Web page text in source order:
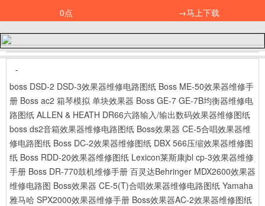
0点 →马上下载
-
boss DSD-2 DSD-3效果器维修电路图纸 Boss ME-50效果器维修手
册 Boss ac2 箱琴模拟 单块效果器 Boss GE-7 GE-7B均衡器维修电
路图纸 ALLEN & HEATH DR66六路输入/输出数码效果器维修图纸
boss ds2音箱效果器维修电路图纸 Boss效果器 CE-5合唱效果器维
修电路图纸 Boss DC-2效果器维修图纸 DBX 566压缩效果器维修图
纸 Boss RDD-20效果器维修图纸 Lexicon莱斯康jbl cp-3效果器维修
手册 Boss DR-770鼓机维修手册 百灵达Behringer MDX2600效果器
维修电路图 Boss效果器 CE-5(T)合唱效果器维修电路图纸 Yamaha
雅马哈 SPX2000效果器维修手册 Boss效果器AC-2效果器维修图纸